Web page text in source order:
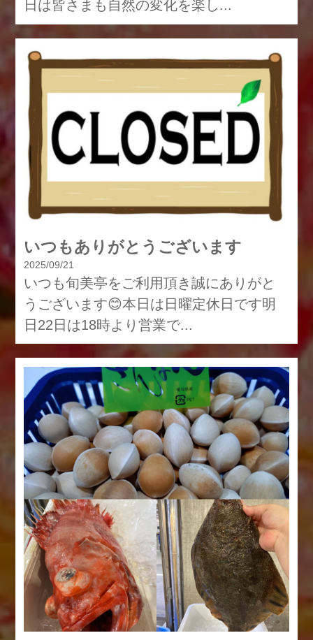
日は皆さまも自然の変化を楽し...
いつもありがとうございます
2025/09/21
いつも旬美亭をご利用頂き誠にありがと
うございます😊本日は日曜定休日です明
日22日は18時より営業で...